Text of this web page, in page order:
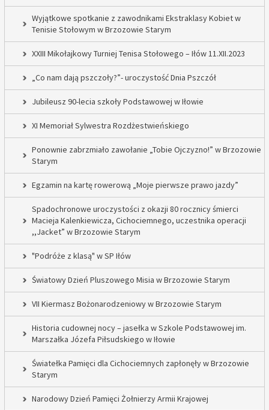
Wyjątkowe spotkanie z zawodnikami Ekstraklasy Kobiet w
Tenisie Stołowym w Brzozowie Starym
XXIII Mikołajkowy Turniej Tenisa Stołowego – Iłów 11.XII.2023
„Co nam dają pszczoły?”- uroczystość Dnia Pszczół
Jubileusz 90-lecia szkoły Podstawowej w Iłowie
XI Memoriał Sylwestra Rozdżestwieńskiego
Ponownie zabrzmiało zawołanie „Tobie Ojczyzno!” w Brzozowie
Starym
Egzamin na kartę rowerową „Moje pierwsze prawo jazdy”
Spadochronowe uroczystości z okazji 80 rocznicy śmierci
Macieja Kalenkiewicza, Cichociemnego, uczestnika operacji
,,Jacket” w Brzozowie Starym
"Podróże z klasą" w SP Iłów
Światowy Dzień Pluszowego Misia w Brzozowie Starym
VII Kiermasz Bożonarodzeniowy w Brzozowie Starym
Historia cudownej nocy – jasełka w Szkole Podstawowej im.
Marszałka Józefa Piłsudskiego w Iłowie
Światełka Pamięci dla Cichociemnych zapłonęły w Brzozowie
Starym
Narodowy Dzień Pamięci Żołnierzy Armii Krajowej